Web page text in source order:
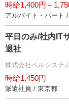
時給1,400円～
アルバイト・パート
平日のみ/社内IT
退社
株式会社ベルシステ
時給1,450円
派遣社員 / 東京都